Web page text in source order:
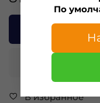
В избранное
По